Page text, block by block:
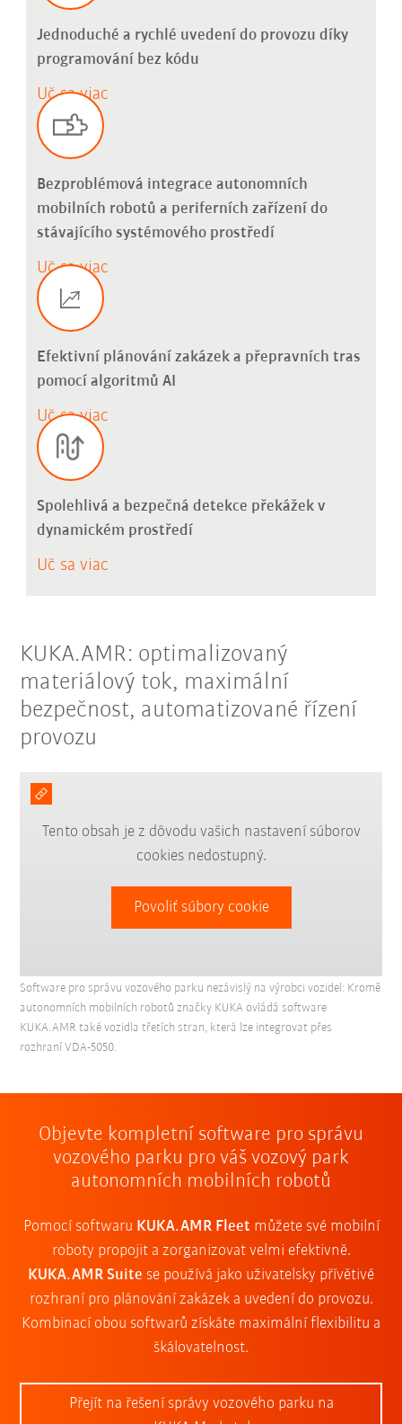
Jednoduché a rychlé uvedení do provozu díky
programování bez kódu
Uč sa viac
Bezproblémová integrace autonomních
mobilních robotů a periferních zařízení do
stávajícího systémového prostředí
Uč sa viac
Efektivní plánování zakázek a přepravních tras
pomocí algoritmů AI
Uč sa viac
Spolehlivá a bezpečná detekce překážek v
dynamickém prostředí
Uč sa viac
KUKA.AMR: optimalizovaný
materiálový tok, maximální
bezpečnost, automatizované řízení
provozu
Tento obsah je z dôvodu vašich nastavení súborov
cookies nedostupný.
Povoliť súbory cookie
Software pro správu vozového parku nezávislý na výrobci vozidel: Kromě
autonomních mobilních robotů značky KUKA ovládá software
KUKA.AMR také vozidla třetích stran, která lze integrovat přes
rozhraní VDA-5050.
Objevte kompletní software pro správu
vozového parku pro váš vozový park
autonomních mobilních robotů
Pomocí softwaru KUKA.AMR Fleet můžete své mobilní
roboty propojit a zorganizovat velmi efektivně.
KUKA.AMR Suite se používá jako uživatelsky přívětivé
rozhraní pro plánování zakázek a uvedení do provozu.
Kombinací obou softwarů získáte maximální flexibilitu a
škálovatelnost.
Přejít na řešení správy vozového parku na